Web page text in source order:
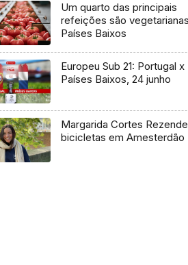
Um quarto das principais
refeições são
Países Baixos
Europeu Sub 21: Portugal x
Países Baixos, 24 junho
Margarida Cortes
bicicletas em Amesterdão